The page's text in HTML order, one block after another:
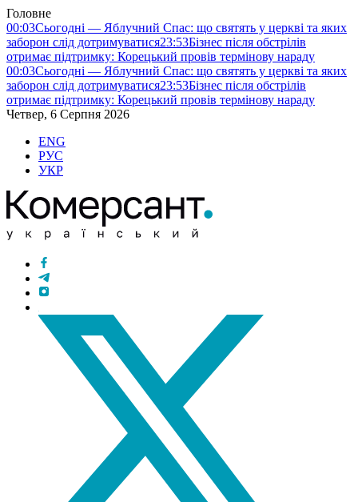
Головне
00:03Сьогодні — Яблучний Спас: що святять у церкві та яких
заборон слід дотримуватися23:53Бізнес після обстрілів
отримає підтримку: Корецький провів термінову нараду
00:03Сьогодні — Яблучний Спас: що святять у церкві та яких
заборон слід дотримуватися23:53Бізнес після обстрілів
отримає підтримку: Корецький провів термінову нараду
Четвер, 6 Серпня 2026
ENG
РУС
УКР